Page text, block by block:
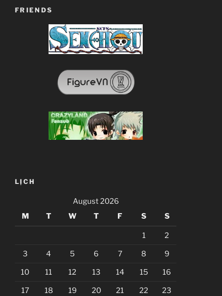
FRIENDS
LỊCH
August 2026
M
T W T F S S
1 2
3 4 5 6 7 8 9
10 11 12 13 14 15 16
17 18 19 20 21 22 23